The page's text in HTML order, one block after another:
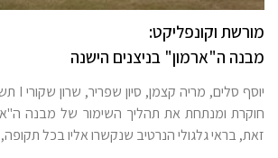
מורשת וקונפליקט:
מבנה ה"ארמון" בניצנים הישנה
חוקרת ומנתחת את תהליך השימור של מבנה
זאת, בראי גלגולי הנרטיב שנקשרו אליו בכל